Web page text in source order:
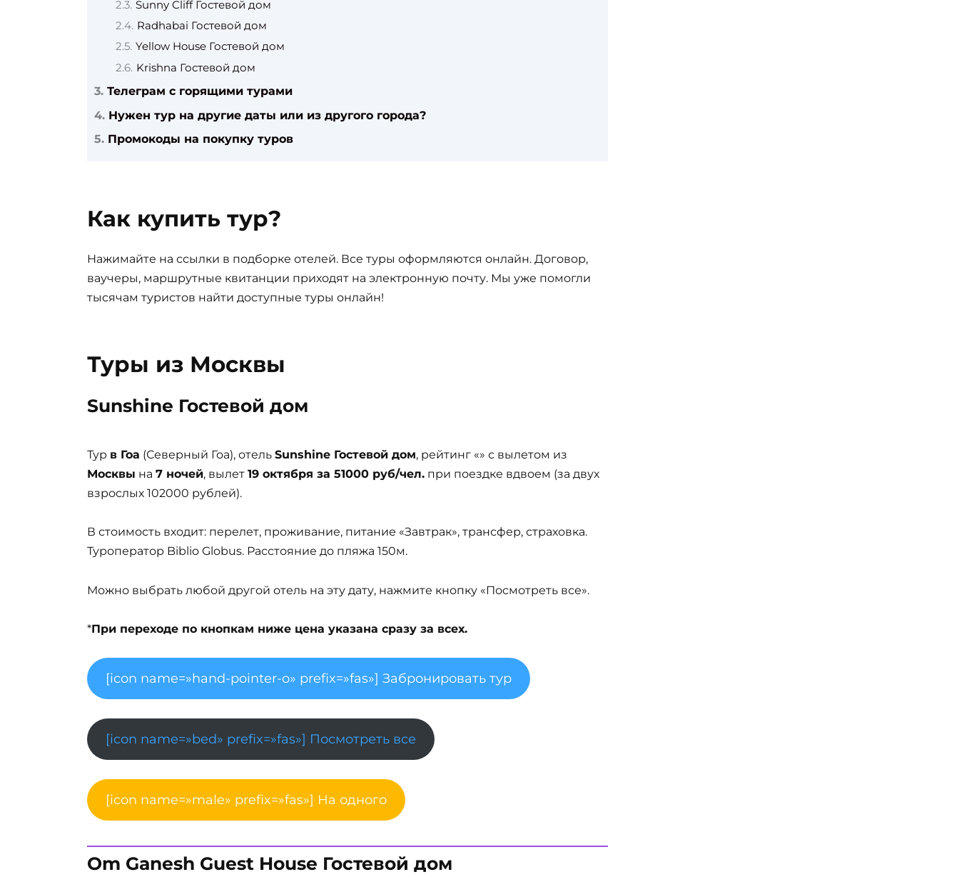
Sunny Cliff Гостевой дом
Radhabai Гостевой дом
Yellow House Гостевой дом
Krishna Гостевой дом
Телеграм с горящими турами
Нужен тур на другие даты или из другого города?
Промокоды на покупку туров
Как купить тур?
Нажимайте на ссылки в подборке отелей. Все туры оформляются онлайн. Договор,
ваучеры, маршрутные квитанции приходят на электронную почту. Мы уже помогли
тысячам туристов найти доступные туры онлайн!
Туры из Москвы
Sunshine Гостевой дом
Тур в Гоа (Северный Гоа), отель Sunshine Гостевой дом, рейтинг «» с вылетом из
Москвы на 7 ночей, вылет 19 октября за 51000 руб/чел. при поездке вдвоем (за двух
взрослых 102000 рублей).
В стоимость входит: перелет, проживание, питание «Завтрак», трансфер, страховка.
Туроператор Biblio Globus. Расстояние до пляжа 150м.
Можно выбрать любой другой отель на эту дату, нажмите кнопку «Посмотреть все».
*При переходе по кнопкам ниже цена указана сразу за всех.
[icon name=»hand-pointer-o» prefix=»fas»] Забронировать тур
[icon name=»bed» prefix=»fas»] Посмотреть все
[icon name=»male» prefix=»fas»] На одного
Om Ganesh Guest House Гостевой дом